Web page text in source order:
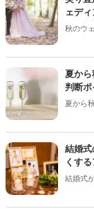
ェディ
秋のウ
色々な
クして
夏から
判断ポ
夏から
のが台
むケースも少な
次会を
をご紹
結婚
くす
結婚式
まり準備